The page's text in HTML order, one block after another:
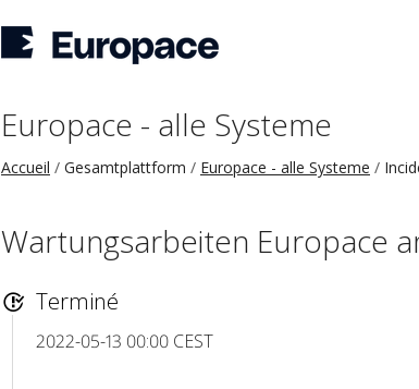
Europace - alle Systeme
Accueil Gesamtplattform Europace - alle Systeme
Wartungsarbeiten Europace
Terminé
2022-05-13 00:00 CEST